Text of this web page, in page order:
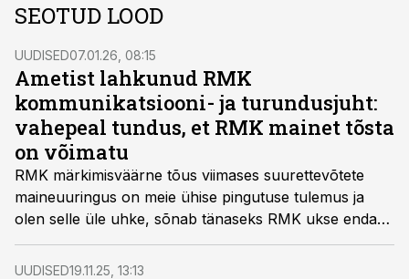
SEOTUD LOOD
UUDISED07.01.26, 08:15
Ametist lahkunud RMK
kommunikatsiooni- ja turundusjuht:
vahepeal tundus, et RMK mainet tõsta
on võimatu
RMK märkimisväärne tõus viimases suurettevõtete
maineuuringus on meie ühise pingutuse tulemus ja
olen selle üle uhke, sõnab tänaseks RMK ukse enda
järel sulgenud Triin Ärma.
UUDISED19.11.25, 13:13